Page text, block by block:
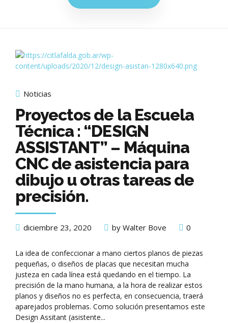
Noticias
Proyectos de la Escuela
Técnica : “DESIGN
ASSISTANT” – Máquina
CNC de asistencia para
dibujo u otras tareas de
precisión.
diciembre 23, 2020 by Walter Bove 0
La idea de confeccionar a mano ciertos planos de piezas
pequeñas, o diseños de placas que necesitan mucha
justeza en cada línea está quedando en el tiempo. La
precisión de la mano humana, a la hora de realizar estos
planos y diseños no es perfecta, en consecuencia, traerá
aparejados problemas. Como solución presentamos este
Design Assitant (asistente...